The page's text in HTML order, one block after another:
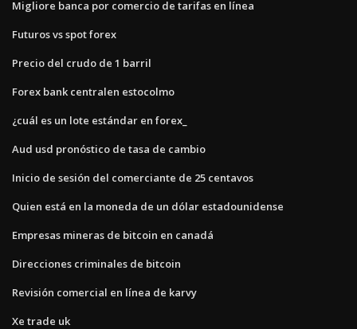
Migliore banca por comercio de tarifas en línea
Futuros vs spot forex
Precio del crudo de 1 barril
Forex bank centralen estocolmo
¿cuál es un lote estándar en forex_
Aud usd pronóstico de tasa de cambio
Inicio de sesión del comerciante de 25 centavos
Quien está en la moneda de un dólar estadounidense
Empresas mineras de bitcoin en canadá
Direcciones criminales de bitcoin
Revisión comercial en línea de karvy
Xe trade uk